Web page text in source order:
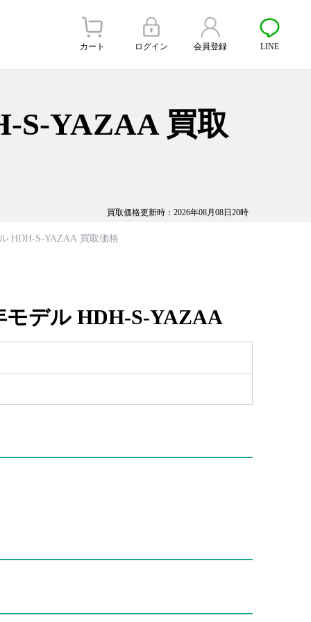
カート ログイン 会員登録 LINE
買取価格更新時：2026年08月08日20時
S-YAZAA 買取
HDH-S-YAZAA 買取価格
モデル HDH-S-YAZAA